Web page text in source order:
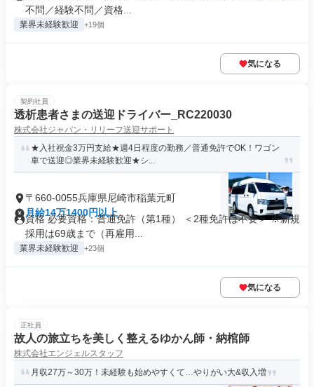
不問／経験不問／資格...
業界未経験歓迎 +19個
気になる
契約社員
透析患者さまの送迎ドライバー_RC220030
株式会社ジャパン・リリーフ送迎サポート
★入社祝金3万円支給★週4日程度の勤務／普通免許でOK！ワゴン
車で送迎◎業界未経験歓迎★シ...
〒660-0055兵庫県尼崎市稲葉元町
月給14万1400円以上
資格 必要資格：普通免許（第1種） ＜2種免許は不要＞ ※新規
採用は69歳まで（再雇用...
業界未経験歓迎 +23個
気になる
正社員
故人の旅立ちを美しく整えるゆかん師・納棺師
株式会社エンジェルスタッフ
月収27万～30万！未経験も始めやすくて…やりがい大&収入増